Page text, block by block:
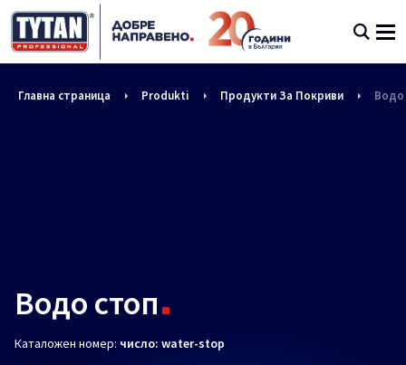
Главна страница Produkti Продукти За Покриви Водо
Водо стоп
Каталожен номер: число: water-stop